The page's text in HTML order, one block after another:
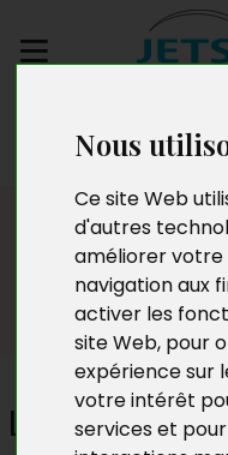
Nous
Ce site Web
d'autres
améliorer
navigation aux
activer les
site Web, pour
expérience sur
votre intérêt
services et
Presse
Le Destin